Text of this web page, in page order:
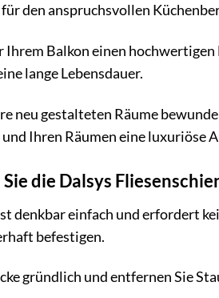
den anspruchsvollen
Ihrem Balkon einen
lange Lebensdauer.
neu gestalteten Räume
Ihren Räumen eine luxuriöse
die Dalsys
denkbar einfach und erfordert
befestigen.
gründlich und entfernen Sie